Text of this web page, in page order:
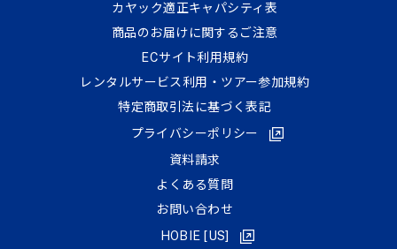
カヤック適正キャパシティ表
商品のお届けに関するご注意
ECサイト利⽤規約
レンタルサービス利用・ツアー参加規約
特定商取引法に基づく表記
プライバシーポリシー
資料請求
よくある質問
お問い合わせ
HOBIE [US]